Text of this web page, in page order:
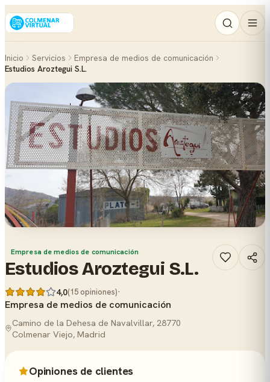
Inicio Servicios
Empresa de medios de comunicación
Estudios Aroztegui S.L.
Empresa de medios de comunicación
Estudios Aroztegui S.L.
4,0(15 opiniones)·
Empresa de medios de comunicación
Camino de la Dehesa de Navalvillar, 28770
Colmenar Viejo, Madrid
Opiniones de clientes